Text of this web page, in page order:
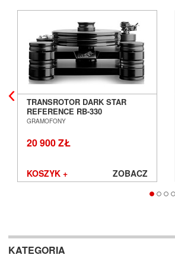
TRANSROTOR DARK STAR
REFERENCE RB-330
GRAMOFON ANALOGOWY
GRAMOFONY
20 900 ZŁ
KOSZYK + ZOBACZ
KATEGORIA